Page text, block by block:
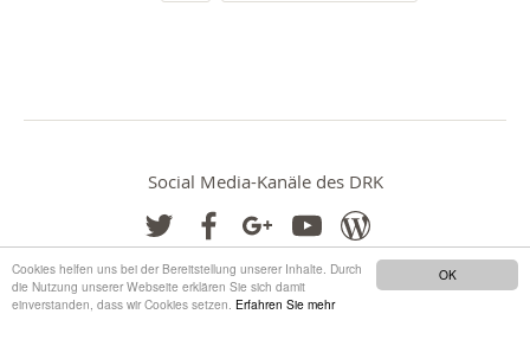
OK
Cookies helfen uns bei der Bereitstellung unserer Inhalte. Durch
die Nutzung unserer Webseite erklären Sie sich damit
einverstanden, dass wir Cookies setzen. Erfahren Sie mehr
Social Media-Kanäle des DRK